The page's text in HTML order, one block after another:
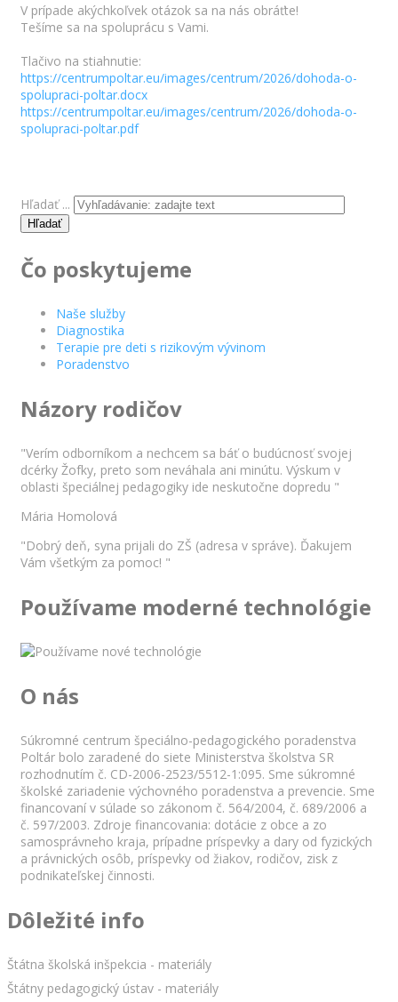
V prípade akýchkoľvek otázok sa na nás obráťte!
Tešíme sa na spoluprácu s Vami.
Tlačivo na stiahnutie:
https://centrumpoltar.eu/images/centrum/2026/dohoda-o-
spolupraci-poltar.docx
https://centrumpoltar.eu/images/centrum/2026/dohoda-o-
spolupraci-poltar.pdf
Hľadať ...
Hľadať
Čo poskytujeme
Naše služby
Diagnostika
Terapie pre deti s rizikovým vývinom
Poradenstvo
Názory rodičov
"Verím odborníkom a nechcem sa báť o budúcnosť svojej
dcérky Žofky, preto som neváhala ani minútu. Výskum v
oblasti špeciálnej pedagogiky ide neskutočne dopredu "
Mária Homolová
"Dobrý deň, syna prijali do ZŠ (adresa v správe). Ďakujem
Vám všetkým za pomoc! "
Používame moderné technológie
O nás
Súkromné centrum špeciálno-pedagogického poradenstva
Poltár bolo zaradené do siete Ministerstva školstva SR
rozhodnutím č. CD-2006-2523/5512-1:095. Sme súkromné
školské zariadenie výchovného poradenstva a prevencie. Sme
financovaní v súlade so zákonom č. 564/2004, č. 689/2006 a
č. 597/2003. Zdroje financovania: dotácie z obce a zo
samosprávneho kraja, prípadne príspevky a dary od fyzických
a právnických osôb, príspevky od žiakov, rodičov, zisk z
podnikateľskej činnosti.
Dôležité info
Štátna školská inšpekcia - materiály
Štátny pedagogický ústav - materiály